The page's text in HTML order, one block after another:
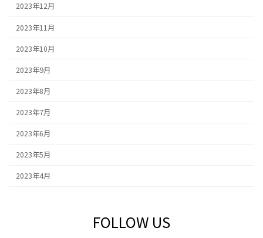
2023年12月
2023年11月
2023年10月
2023年9月
2023年8月
2023年7月
2023年6月
2023年5月
2023年4月
FOLLOW US